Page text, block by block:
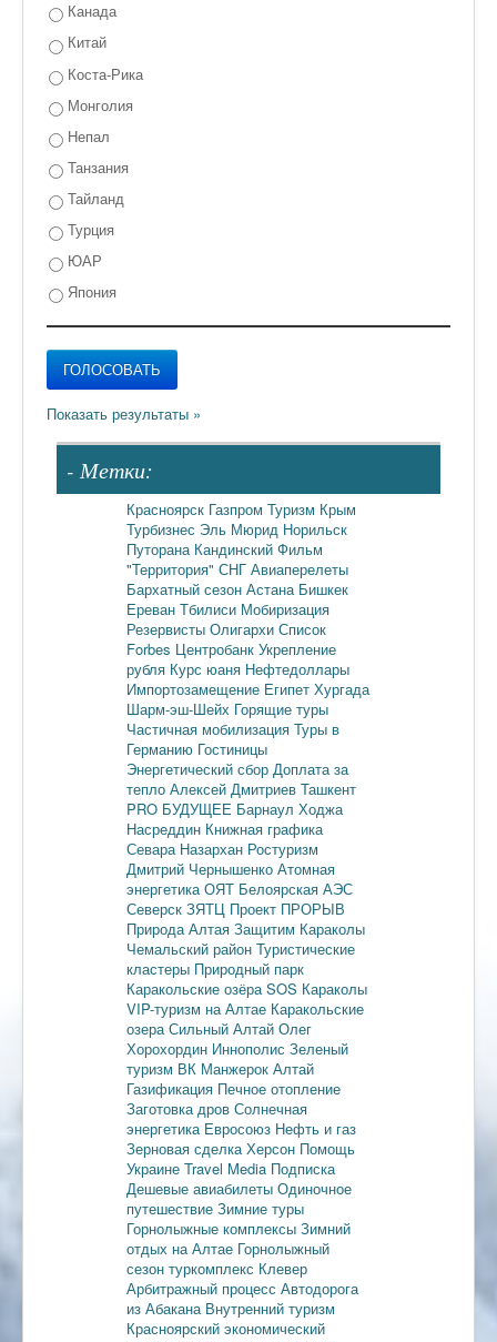
Канада
Китай
Коста-Рика
Монголия
Непал
Танзания
Тайланд
Турция
ЮАР
Япония
- Метки:
Красноярск Газпром Туризм Крым
Турбизнес Эль Мюрид Норильск
Путорана Кандинский Фильм
"Территория" СНГ Авиаперелеты
Бархатный сезон Астана Бишкек
Ереван Тбилиси Мобиризация
Резервисты Олигархи Список
Forbes Центробанк Укрепление
рубля Курс юаня Нефтедоллары
Импортозамещение Египет Хургада
Шарм-эш-Шейх Горящие туры
Частичная мобилизация Туры в
Германию Гостиницы
Энергетический сбор Доплата за
тепло Алексей Дмитриев Ташкент
PRO БУДУЩЕЕ Барнаул Ходжа
Насреддин Книжная графика
Севара Назархан Ростуризм
Дмитрий Чернышенко Атомная
энергетикаОЯТ Белоярская АЭС
Северск ЗЯТЦ Проект ПРОРЫВ
Природа Алтая Защитим Караколы
Чемальский район Туристические
кластеры Природный парк
Каракольские озёраSOS Караколы
VIP-туризм на Алтае Каракольские
озераСильный Алтай Олег
Хорохордин Иннополис Зеленый
туризм ВК Манжерок Алтай
Газификация Печное отопление
Заготовка дров Солнечная
энергетика Евросоюз Нефть и газ
Зерновая сделкаХерсон Помощь
Украине Travel Media Подписка
Дешевые авиабилеты Одиночное
путешествие Зимние туры
Горнолыжные комплексы Зимний
отдых на Алтае Горнолыжный
сезон туркомплекс Клевер
Арбитражный процесс Автодорога
из Абакана Внутренний туризм
Красноярский экономический